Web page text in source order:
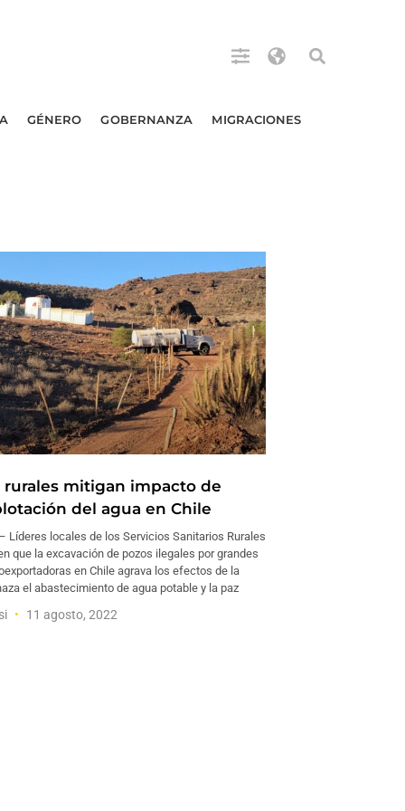
GÉNERO GOBERNANZA MIGRACIONES
rurales mitigan impacto de
del agua en Chile
– Líderes locales de los Servicios Sanitarios Rurales
que la excavación de pozos ilegales por grandes
en Chile agrava los efectos de la
el abastecimiento de agua potable y la paz
11 agosto, 2022